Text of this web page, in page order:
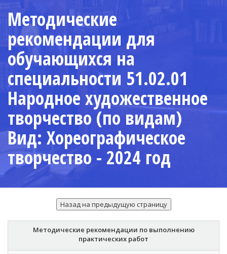
ИСКУССТВ
Официальный сайт
Методические
рекомендации для
обучающихся на
специальности 51.02.01
Народное художественное
творчество (по видам)
Вид: Хореографическое
творчество - 2024 год
Методические рекомендации по выполнению
практических работ